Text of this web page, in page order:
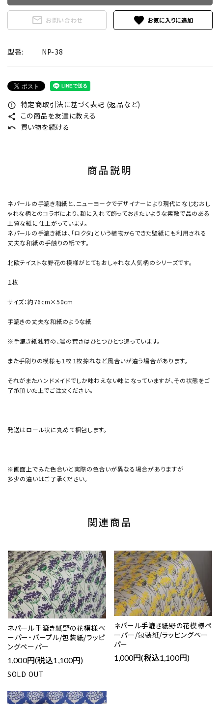
mail_outline お問い合わせ favorite
型番: NP-38
error_outline 特定商取引法に基づく表記 (返品など)
share この商品を友達に教える
undo 買い物を続ける
商品説明
ネパールの手漉き和紙と、ニューヨークでデザイナーにより現代になじむおし
ゃれな柄とのコラボにより、額に入れて飾っておきたいような素敵で品のある
上質な紙に仕上がっています。
ネパールの手漉き紙は、「ロクタ」という植物からできた壁紙にも利用される
丈夫な和紙の手触りの紙です。
北欧テイストな野花の模様がとてもおしゃれな人気柄のシリーズです。
１枚
サイズ：約76cm×50cm
手漉きの丈夫な和紙のような紙
※手漉き紙独特の、端の荒さはひとつひとつ違っています。
また手刷りの模様も１枚１枚掠れなど風合いが違う場合があります。
それがまたハンドメイドでしか味わえない味になっていますが、その状態をご
了承頂いた上でご注文ください。
発送はロール状に丸めて梱包します。
※画面上でみた色合いと実際の色合いが異なる場合がありますが
多少の違いはご了承ください。
関連商品
ネパール手漉き紙野の花模様ペ
ーパー・パープル/包装紙/ラッピ
ングペーパー
1,000円(税込1,100円)
SOLD OUT
ネパール手漉き紙野の花模様ペ
ーパー/包装紙/ラッピングペー
パー
1,000円(税込1,100円)